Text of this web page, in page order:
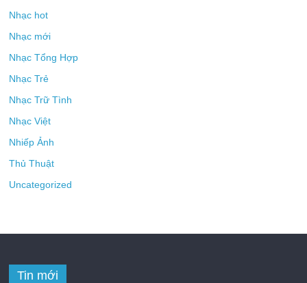
Nhạc hot
Nhạc mới
Nhạc Tổng Hợp
Nhạc Trẻ
Nhạc Trữ Tình
Nhạc Việt
Nhiếp Ảnh
Thủ Thuật
Uncategorized
Tin mới